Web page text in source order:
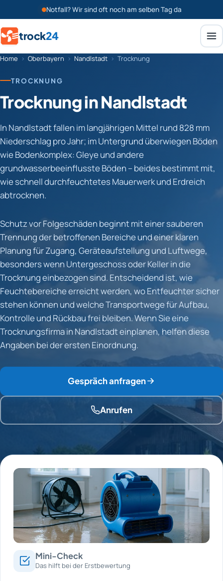
Notfall? Wir sind oft noch am selben Tag da
trock24
Home › Oberbayern › Nandlstadt › Trocknung
TROCKNUNG
Trocknung in Nandlstadt
In Nandlstadt fallen im langjährigen Mittel rund 828 mm
Niederschlag pro Jahr; im Untergrund überwiegen Böden
wie Bodenkomplex: Gleye und andere
grundwasserbeeinflusste Böden – beides bestimmt mit,
wie schnell durchfeuchtetes Mauerwerk und Erdreich
abtrocknen.
Schutz vor Folgeschäden beginnt mit einer sauberen
Trennung der betroffenen Bereiche und einer klaren
Planung für Zugang, Geräteaufstellung und Luftwege,
besonders wenn Untergeschoss oder Keller in die
Trocknung einbezogen sind. Entscheidend ist, wie
Feuchtebereiche erreicht werden, wo Entfeuchter sicher
stehen können und welche Transportwege für Aufbau,
Kontrolle und Rückbau frei bleiben. Wenn Sie eine
Trocknungsfirma in Nandlstadt einplanen, helfen diese
Angaben bei der ersten Einordnung.
Gespräch anfragen
Anrufen
Mini-Check
Das hilft bei der Erstbewertung